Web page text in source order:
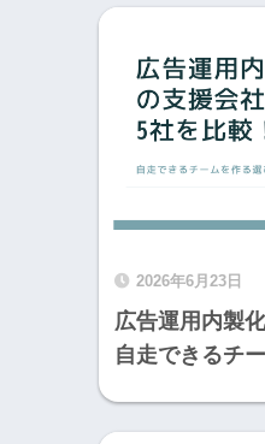
2026年6月23日
広告運用内製
自走できるチ